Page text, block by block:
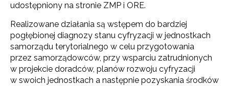
udostępniony na stronie ZMP i ORE.
Realizowane działania są wstępem do bardziej
pogłębionej diagnozy stanu cyfryzacji w jednostkach
samorządu terytorialnego w celu przygotowania
przez samorządowców, przy wsparciu zatrudnionych
w projekcie doradców, planów rozwoju cyfryzacji
w swoich jednostkach a następnie pozyskania środków